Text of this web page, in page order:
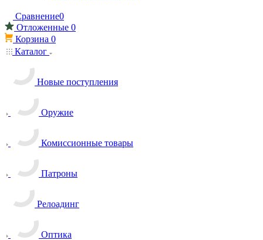
Сравнение0
Отложенные 0
Корзина 0
Каталог
Новые поступления
Оружие
Комиссионные товары
Патроны
Релоадинг
Оптика